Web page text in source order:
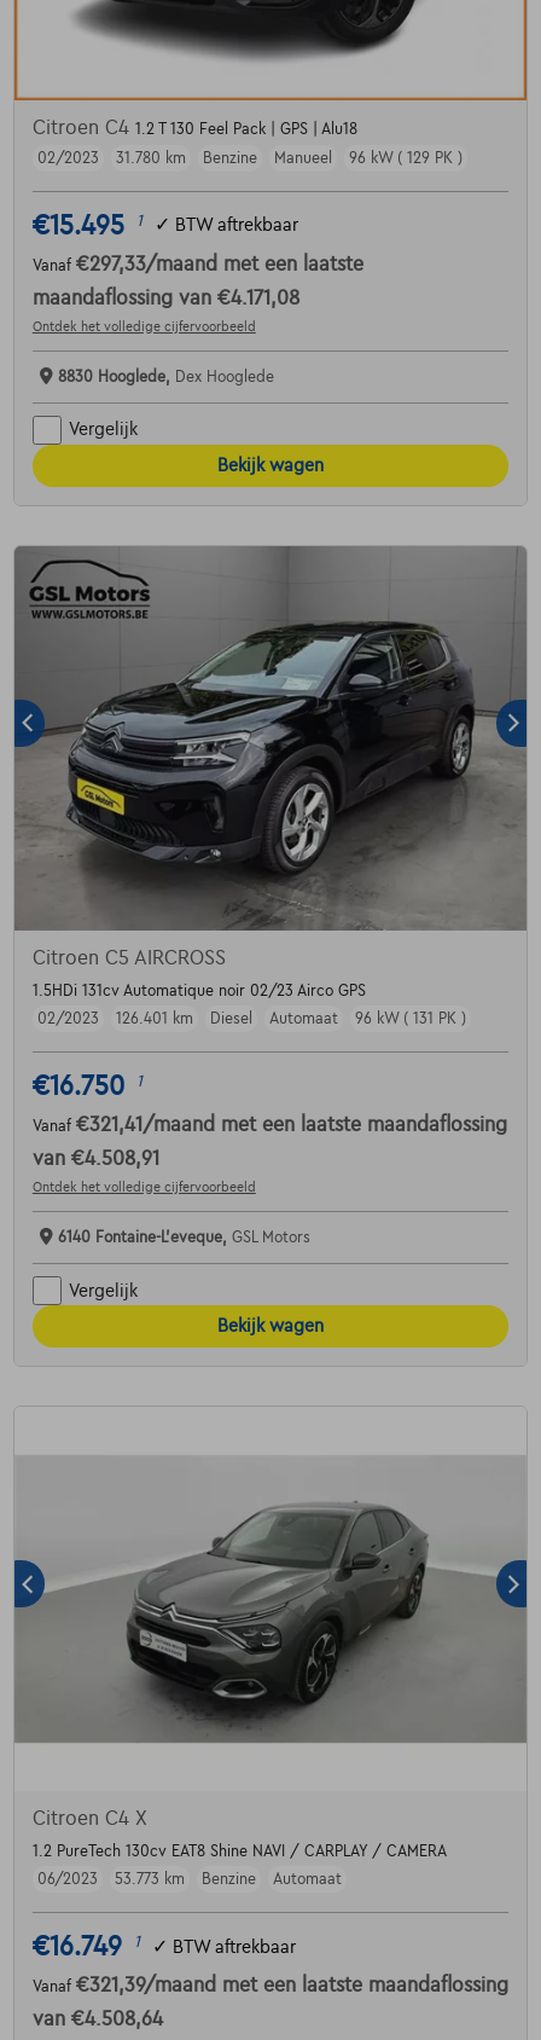
Citroen C4 1.2 T 130 Feel Pack | GPS | Alu18
02/2023
31.780 km Benzine Manueel 96 kW ( 129 PK )
€15.495 1 ✓ BTW aftrekbaar
Vanaf €297,33/maand met een laatste
maandaflossing van €4.171,08
Ontdek het volledige cijfervoorbeeld
8830 Hooglede, Dex Hooglede
Vergelijk
Bekijk wagen
Citroen C5 AIRCROSS
1.5HDi 131cv Automatique noir 02/23 Airco GPS
02/2023
126.401 km Diesel Automaat 96 kW ( 131 PK )
€16.750 1
Vanaf €321,41 /maand met een laatste maandaflossing
van €4.508,91
Ontdek het volledige cijfervoorbeeld
6140 Fontaine-L'eveque, GSL Motors
Vergelijk
Bekijk wagen
Citroen C4 X
1.2 PureTech 130cv EAT8 Shine NAVI / CARPLAY / CAMERA
06/2023
53.773 km Benzine Automaat
€16.749 1 ✓ BTW aftrekbaar
Vanaf €321,39/maand met een laatste maandaflossing
van €4.508,64